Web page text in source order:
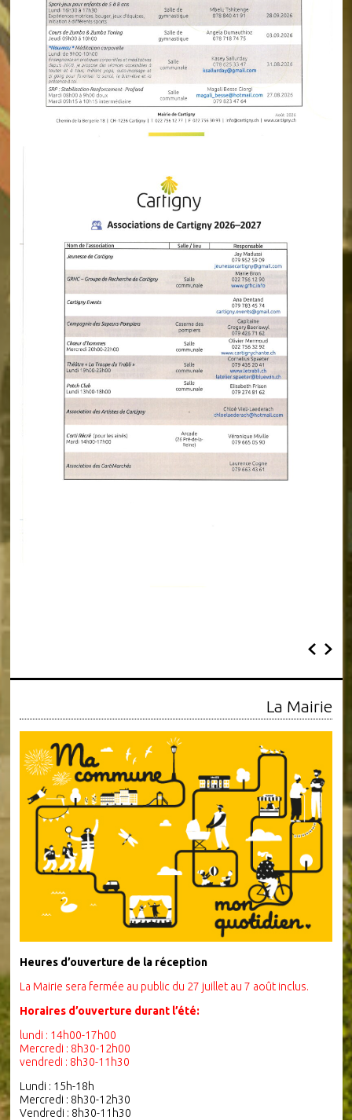
d’attente, elles sont donc traitées par ordre d’arrivée et
selon l’ordre de priorité défini par le règlement.
Pour tout renseignement et inscription, veuillez
consulter le site de la commune d’Aire-la-Ville
https://www.aire-la-ville.ch/enfance-et-jeunesse/
Delphine Bolle de Paoli, adjointe au maire, en
La Mairie
Heures d’ouverture de la réception
La Mairie sera fermée au public du 27 juillet au 7 août inclus.
Horaires d’ouverture durant l’été:
lundi : 14h00-17h00
Mercredi : 8h30-12h00
vendredi : 8h30-11h30
Lundi : 15h-18h
Mercredi : 8h30-12h30
Vendredi : 8h30-11h30